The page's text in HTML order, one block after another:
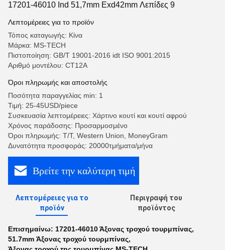
17201-46010 Ind 51,7mm Exd42mm Λεπίδες 9
Λεπτομέρειες για το προϊόν
Τόπος καταγωγής: Κίνα
Μάρκα: MS-TECH
Πιστοποίηση: GB/T 19001-2016 idt ISO 9001:2015
Αριθμό μοντέλου: CT12A
Όροι πληρωμής και αποστολής
Ποσότητα παραγγελίας min: 1
Τιμή: 25-45USD/piece
Συσκευασία λεπτομέρειες: Χάρτινο κουτί και κουτί αφρού
Χρόνος παράδοσης: Προσαρμοσμένο
Όροι πληρωμής: Τ/Τ, Western Union, MoneyGram
Δυνατότητα προσφοράς: 20000τμήματα/μήνα
Βρείτε την καλύτερη τιμή
Λεπτομέρειες για το
προϊόν
Περιγραφή του
προϊόντος
Επισημαίνω: 17201-46010 Άξονας τροχού τουρμπίνας,
51.7mm Άξονας τροχού τουρμπίνας,